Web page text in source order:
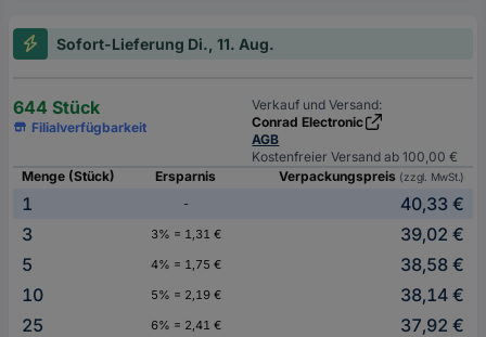
Sofort-Lieferung Di., 11. Aug.
644 Stück
Filialverfügbarkeit
Verkauf und Versand:
Conrad Electronic
AGB
Kostenfreier Versand ab 100,00 €
Menge (Stück)
Ersparnis Verpackungspreis (zzgl. MwSt.)
1 -
40,33 €
3
3% = 1,31 €
39,02 €
5
4% = 1,75 €
38,58 €
10
5% = 2,19 €
38,14 €
25
6% = 2,41 € 37,92 €